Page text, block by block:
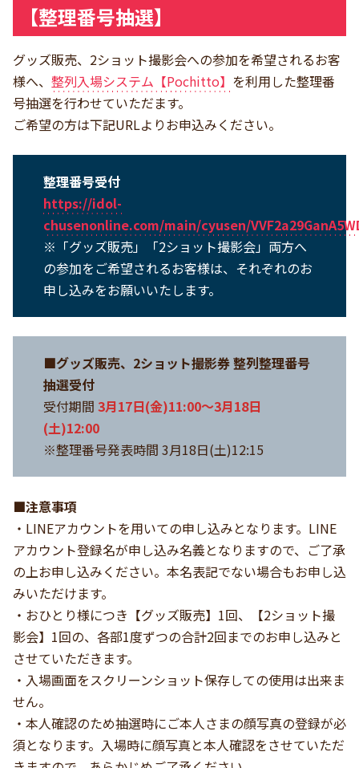
【整理番号抽選】
グッズ販売、2ショット撮影会への参加を希望されるお客
様へ、 整列入場システム【Pochitto】 を利用した整理番
号抽選を行わせていただます。
ご希望の方は下記URLよりお申込みください。
整理番号受付
https://idol-
chusenonline.com/main/cyusen/
※「グッズ販売」「2ショット撮影会」両方へ
の参加をご希望されるお客様は、それぞれのお
申し込みをお願いいたします。
■グッズ販売、2ショット撮影券 整列整理番号
抽選受付
受付期間 3月17日(金)11:00～3月18日
(土)12:00
※整理番号発表時間 3月18日(土)12:15
■注意事項
・LINEアカウントを用いての申し込みとなります。LINE
アカウント登録名が申し込み名義となりますので、ご了承
の上お申し込みください。本名表記でない場合もお申し込
みいただけます。
・おひとり様につき【グッズ販売】1回、【2ショット撮
影会】1回の、各部1度ずつの合計2回までのお申し込みと
させていただきます。
・入場画面をスクリーンショット保存しての使用は出来ま
せん。
・本人確認のため抽選時にご本人さまの顔写真の登録が必
須となります。入場時に顔写真と本人確認をさせていただ